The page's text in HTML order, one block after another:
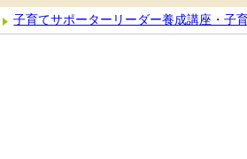
子育てサポーターリーダー養成講座・子